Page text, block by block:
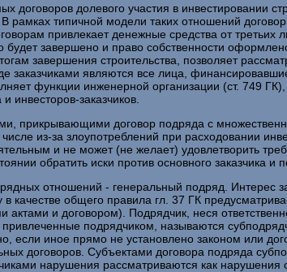
договоров долевого участия в инвестировании
типичной модели таких отношений
привлекает денежные средства от третьих
завершено и право собственности
завершения строительства, позволяет
заказчиками являются все лица,
функции инженерной организации (ст. 749
заказчиков.
прикрывающими договор подряда с
из-за злоупотреблений при расходовании
и не может (не желает) удовлетворить
обратить иски против основного заказчика и
отношений - генеральный подряд. Интерес
качестве общего правила гл. 37 ГК
и договором). Подрядчик, неся
подрядчиком, называются
если иное прямо не установлено законом или
договоров. Субъектами договора подряда
нарушения рассматриваются как нарушения